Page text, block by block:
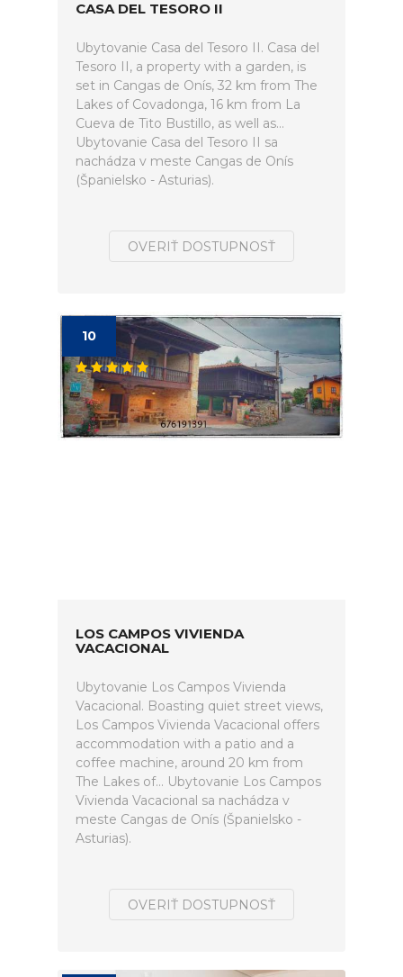
CASA DEL TESORO II
Ubytovanie Casa del Tesoro II. Casa del
Tesoro II, a property with a garden, is
set in Cangas de Onís, 32 km from The
Lakes of Covadonga, 16 km from La
Cueva de Tito Bustillo, as well as...
Ubytovanie Casa del Tesoro II sa
nachádza v meste Cangas de Onís
(Španielsko - Asturias).
OVERIŤ DOSTUPNOSŤ
10
LOS CAMPOS VIVIENDA
VACACIONAL
Ubytovanie Los Campos Vivienda
Vacacional. Boasting quiet street views,
Los Campos Vivienda Vacacional offers
accommodation with a patio and a
coffee machine, around 20 km from
The Lakes of... Ubytovanie Los Campos
Vivienda Vacacional sa nachádza v
meste Cangas de Onís (Španielsko -
Asturias).
OVERIŤ DOSTUPNOSŤ